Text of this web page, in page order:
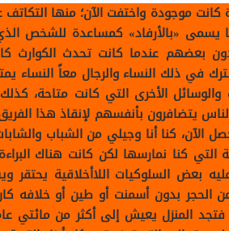
كانت موجودة واختفت الآن؛ منها
يسمى «بالأرفاد» كمساعدة للشخص
بعضهم عندما كانت تحدث الكوارث
في ذلك النساء والرجال معاً النساء
والوسائل الأخرى التي كانت متاحة،
يتضافرون بأنفسهم لإنقاذ هذا
الآن، كنا أنا وجيلي من الشباب
التي كنا نمارسها لكن كانت هناك
بعض السلوكيات اللاأخلاقية يحتقر
من الحجر بدون أسمنت أو طين أو
فتجد المنزل يعيش إلى أكثر من مائتي